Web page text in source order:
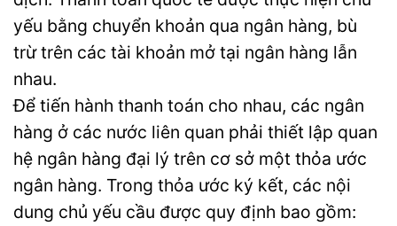
yếu bằng chuyển khoản qua ngân hàng, bù
trừ trên các tài khoản mở tại ngân hàng lẫn
nhau.
Để tiến hành thanh toán cho nhau, các ngân
hàng ở các nước liên quan phải thiết lập quan
hệ ngân hàng đại lý trên cơ sở một thỏa ước
ngân hàng. Trong thỏa ước ký kết, các nội
dung chủ yếu cầu được quy định bao gồm: